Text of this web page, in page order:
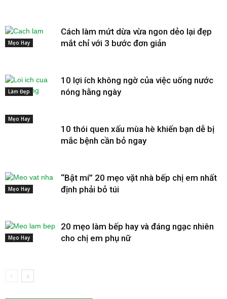
Mẹo Hay
Cách làm mứt dừa vừa ngon dẻo lại đẹp
mắt chỉ với 3 bước đơn giản
Làm Đẹp
10 lợi ích không ngờ của việc uống nước
nóng hằng ngày
Mẹo Hay
10 thói quen xấu mùa hè khiến bạn dễ bị
mắc bệnh cần bỏ ngay
Mẹo Hay
“Bật mí” 20 mẹo vặt nhà bếp chị em nhất
định phải bỏ túi
Mẹo Hay
20 mẹo làm bếp hay và đáng ngạc nhiên
cho chị em phụ nữ